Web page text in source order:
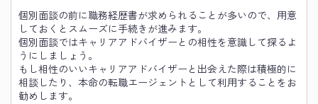
個別面談の前に職務経歴書が求められることが多いので、用意
しておくとスムーズに手続きが進みます。
個別面談ではキャリアアドバイザーとの相性を意識して探るよ
うにしましょう。
もし相性のいいキャリアアドバイザーと出会えた際は積極的に
相談したり、本命の転職エージェントとして利用することをお
勧めします。